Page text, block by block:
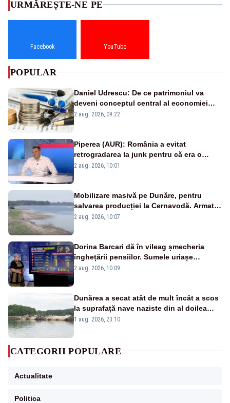
URMĂREȘTE-NE PE
Facebook YouTube
POPULAR
Daniel Udrescu: De ce patrimoniul va
deveni conceptul central al economiei
viitoare?
2 aug. 2026, 09:22
Piperea (AUR): România a evitat
retrogradarea la junk pentru că era o
catastrofă pentru bănci și fondurile de
2 aug. 2026, 10:01
Mobilizare masivă pe Dunăre, pentru
salvarea producției la Cernavodă. Armata
va detona o stâncă și va devia apa
2 aug. 2026, 10:07
Dorina Barcari dă în vileag șmecheria
înghețării pensiilor. Sumele uriașe
pierdute de fiecare român
2 aug. 2026, 10:09
Dunărea a secat atât de mult încât a scos
la suprafață nave naziste din al doilea
război mondial
1 aug. 2026, 23:10
CATEGORII POPULARE
Actualitate
Politica